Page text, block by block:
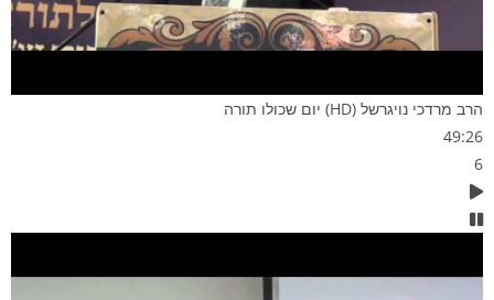
הרב מרדכי נויגרשל (HD) יום שכולו תורה
49:26
6